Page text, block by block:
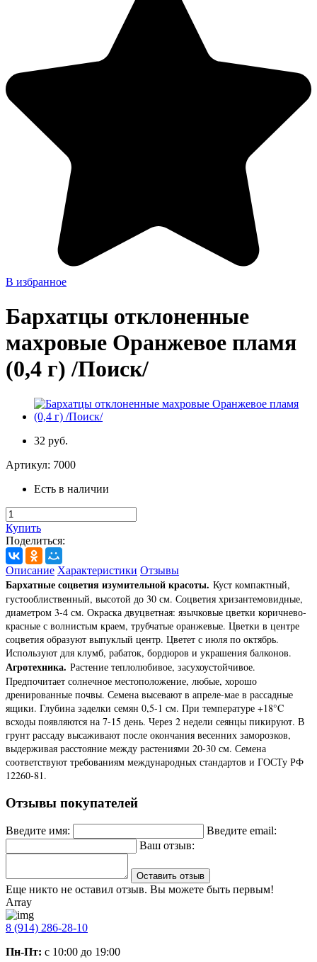
В избранное
Бархатцы отклоненные
махровые Оранжевое пламя
(0,4 г) /Поиск/
32 руб.
Артикул: 7000
Есть в наличии
Купить
Поделиться:
Описание Характеристики Отзывы
Бархатные соцветия изумительной красоты. Куст компактный,
густооблиственный, высотой до 30 см. Соцветия хризантемовидные,
диаметром 3-4 см. Окраска двуцветная: язычковые цветки коричнево-
красные с волнистым краем, трубчатые оранжевые. Цветки в центре
соцветия образуют выпуклый центр. Цветет с июля по октябрь.
Используют для клумб, рабаток, бордюров и украшения балконов.
Агротехника. Растение теплолюбивое, засухоустойчивое.
Предпочитает солнечное местоположение, любые, хорошо
дренированные почвы. Семена высевают в апреле-мае в рассадные
ящики. Глубина заделки семян 0,5-1 см. При температуре +18°C
всходы появляются на 7-15 день. Через 2 недели сеянцы пикируют. В
грунт рассаду высаживают после окончания весенних заморозков,
выдерживая расстояние между растениями 20-30 см. Семена
соответствуют требованиям международных стандартов и ГОСТу РФ
12260-81.
Отзывы покупателей
Введите имя:
Введите email:
Ваш отзыв:
Оставить отзыв
Еще никто не оставил отзыв. Вы можете быть первым!
Array
8 (914) 286-28-10
Пн-Пт: с 10:00 до 19:00